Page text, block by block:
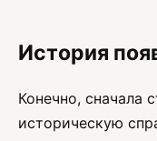
История
Конечно, сначала
историческую